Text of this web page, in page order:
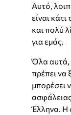
Αυτό,
είναι
και πολύ
για εμάς.
Όλα αυτά,
πρέπει να
μπορέσει
Έλληνα. Η